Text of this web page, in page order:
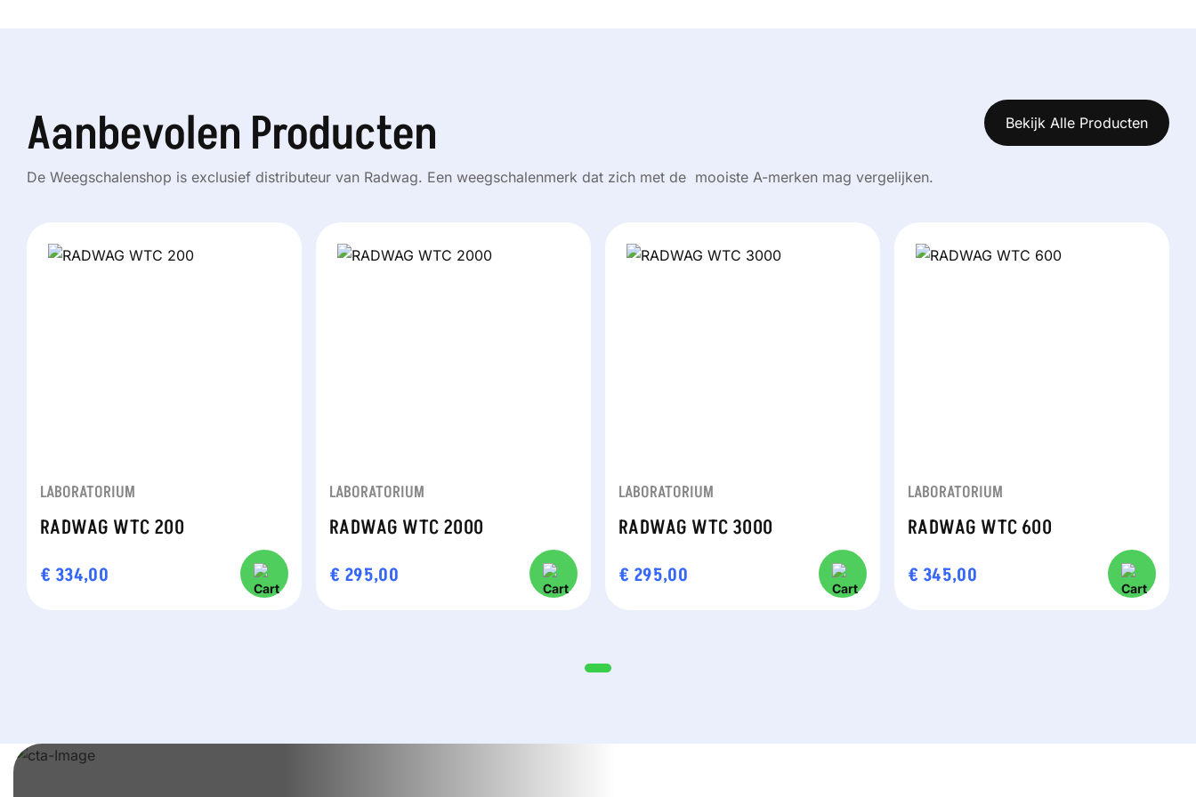
Aanbevolen Producten
De Weegschalenshop is exclusief distributeur van Radwag. Een weegschalenmerk dat zich met de mooiste A-merken mag vergelijken.
Bekijk Alle Producten
LABORATORIUM
RADWAG WTC 200
€ 334,00
LABORATORIUM
RADWAG WTC 2000
€ 295,00
LABORATORIUM
RADWAG WTC 3000
€ 295,00
LABORATORIUM
RADWAG WTC 600
€ 345,00